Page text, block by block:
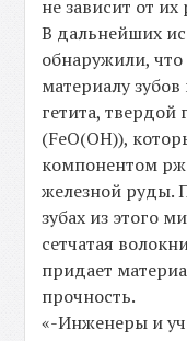
не зависит от их
В дальнейших
обнаружили,
материалу
гетита, твердой
(FeO(OH)),
компонентом
железной руды.
зубах из этого
сетчатая
придает
прочность.
«-Инженеры и